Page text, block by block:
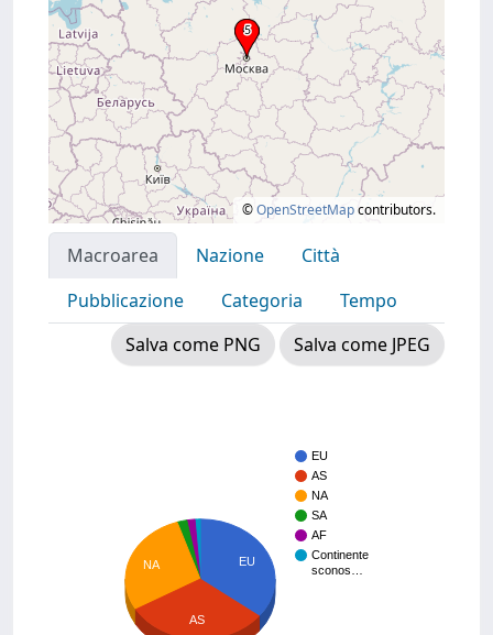
©OpenStreetMapcontributors.
Macroarea Nazione
Città
Pubblicazione
Categoria
Tempo
Salva come PNG
Salva come JPEG
EU
AS
NA
SA
AF
Continente
sconos…
EU
NA
AS